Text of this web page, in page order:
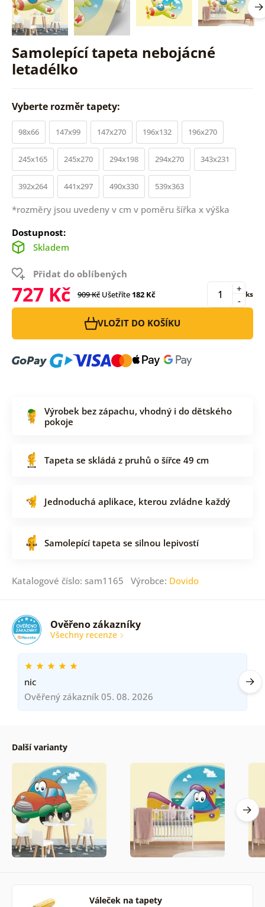
Samolepící tapeta nebojácné
letadélko
Vyberte rozměr tapety:
98x66 147x99 147x270 196x132 196x270
245x165 245x270 294x198 294x270 343x231
392x264 441x297 490x330 539x363
*rozměry jsou uvedeny v cm v poměru šířka x výška
Dostupnost:
Skladem
Přidat do oblíbených
727 Kč 909 Kč Ušetříte182 Kč -
+ ks
VLOŽIT DO KOŠÍKU
Výrobek bez zápachu, vhodný i do dětského
pokoje
Tapeta se skládá z pruhů o šířce 49 cm
Jednoduchá aplikace, kterou zvládne každý
Samolepící tapeta se silnou lepivostí
Katalogové číslo: sam1165 Výrobce: Dovido
Ověřeno zákazníky
Všechny recenze
nic
Ověřený zákazník 05. 08. 2026
Další varianty
Váleček na tapety